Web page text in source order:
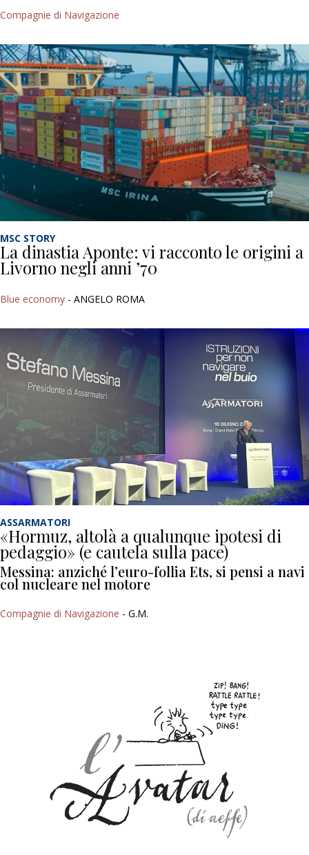
Compagnie di Navigazione
MSC STORY
La dinastia Aponte: vi racconto le origini a
Livorno negli anni ’70
Blue economy - ANGELO ROMA
ASSARMATORI
«Hormuz, altolà a qualunque ipotesi di
pedaggio» (e cautela sulla pace)
Messina: anziché l’euro-follia Ets, si pensi a navi
col nucleare nel motore
Compagnie di Navigazione - G.M.